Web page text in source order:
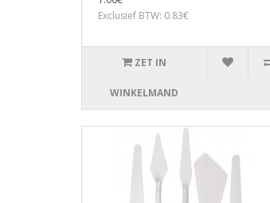
Exclusief BTW: 0.83€
ZET IN
WINKELMAND